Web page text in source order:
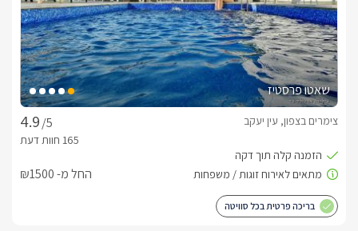
שאטו פרסטיז
/5
צימרים בצפון, עין יעקב
החל מ- ₪1500
בריכה פרטית בכל סוויטה